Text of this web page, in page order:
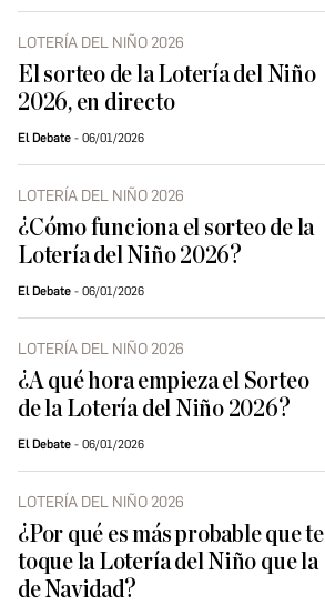
LOTERÍA DEL NIÑO 2026
El sorteo de la Lotería del Niño
2026, en directo
El Debate 06/01/2026
LOTERÍA DEL NIÑO 2026
¿Cómo funciona el sorteo de la
Lotería del Niño 2026?
El Debate 06/01/2026
LOTERÍA DEL NIÑO 2026
¿A qué hora empieza el Sorteo
de la Lotería del Niño 2026?
El Debate 06/01/2026
LOTERÍA DEL NIÑO 2026
¿Por qué es más probable que te
toque la Lotería del Niño que la
de Navidad?